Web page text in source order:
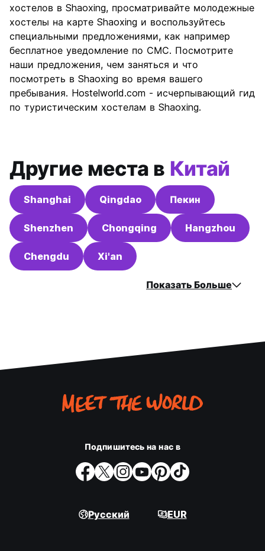
Ночная жизнь
6.0
Соотношение цены и
качества
хостелов в Shaoxing, просматривайте молодежные
хостелы на карте Shaoxing и воспользуйтесь
специальными предложениями, как например
бесплатное уведомление по СМС. Посмотрите
наши предложения, чем заняться и что
посмотреть в Shaoxing во время вашего
пребывания. Hostelworld.com - исчерпывающий гид
по туристическим хостелам в Shaoxing.
Другие места в Китай
Shanghai Qingdao Пекин
Shenzhen Chongqing Hangzhou
Chengdu Xi'an
Показать Больше
Подпишитесь на нас в
Русский EUR